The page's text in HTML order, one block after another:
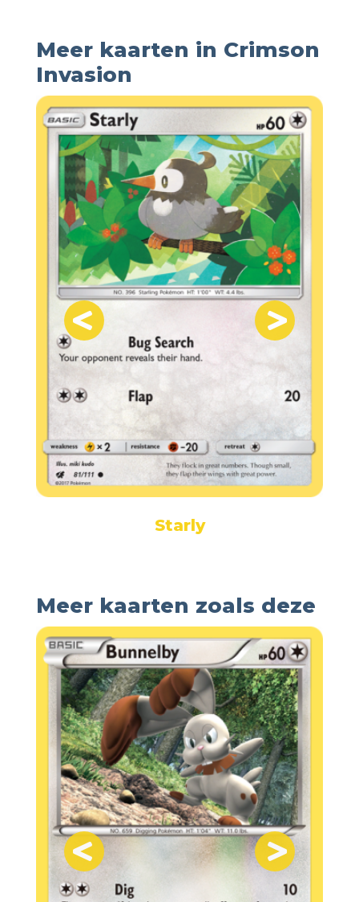
Meer kaarten in Crimson
Invasion
Starly
Meer kaarten zoals deze